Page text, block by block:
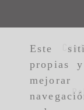
Este
propias